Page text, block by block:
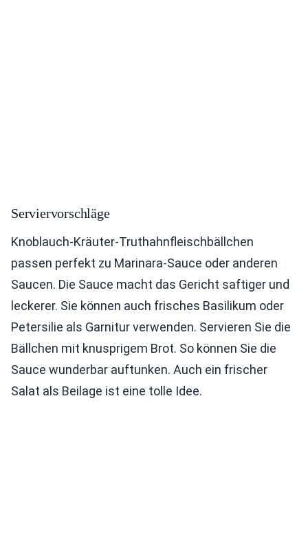
Serviervorschläge
Knoblauch-Kräuter-Truthahnfleischbällchen
passen perfekt zu Marinara-Sauce oder anderen
Saucen. Die Sauce macht das Gericht saftiger und
leckerer. Sie können auch frisches Basilikum oder
Petersilie als Garnitur verwenden. Servieren Sie die
Bällchen mit knusprigem Brot. So können Sie die
Sauce wunderbar auftunken. Auch ein frischer
Salat als Beilage ist eine tolle Idee.